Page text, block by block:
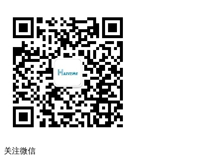
关注微信